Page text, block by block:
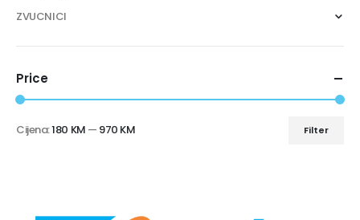
ZVUCNICI
Price
Filter
Cijena:180 KM — 970 KM